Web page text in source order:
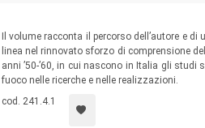
Il volume racconta il percorso dell’autore e
linea nel rinnovato sforzo di comprensione
anni ’50-’60, in cui nascono in Italia gli
fuoco nelle ricerche e nelle realizzazioni.
cod. 241.4.1